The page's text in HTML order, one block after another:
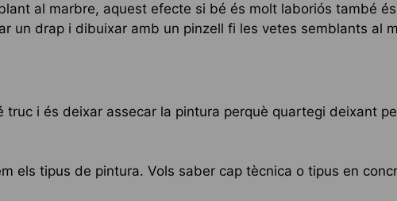
al marbre, aquest efecte si bé és molt laboriós també
un drap i dibuixar amb un pinzell fi les vetes semblants al
i és deixar assecar la pintura perquè quartegi deixant
els tipus de pintura. Vols saber cap tècnica o tipus en